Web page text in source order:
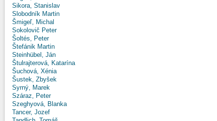
Sikora, Stanislav
Slobodník Martin
Šmigeľ, Michal
Sokolovič Peter
Šoltés, Peter
Štefánik Martin
Steinhübel, Ján
Štulrajterová, Katarína
Šuchová, Xénia
Šustek, Zbyšek
Syrný, Marek
Száraz, Peter
Szeghyová, Blanka
Tancer, Jozef